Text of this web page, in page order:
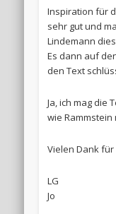
Inspiration für
sehr gut und
Lindemann
Es dann auf
den Text
Ja, ich mag die
wie Rammstein
Vielen Dank
LG
Jo